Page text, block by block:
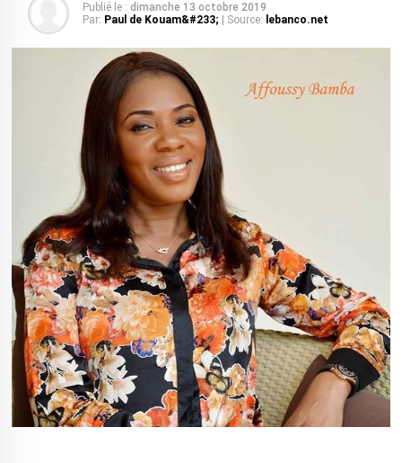
Publié le : dimanche 13 octobre 2019
Par: Paul de Kouam&#233; | Source: lebanco.net